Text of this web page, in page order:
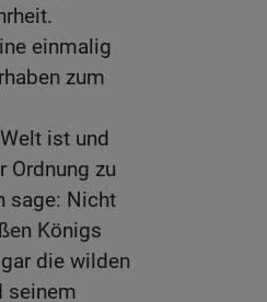
einmalig
zum
ist und
Ordnung zu
sage: Nicht
Königs
die wilden
seinem